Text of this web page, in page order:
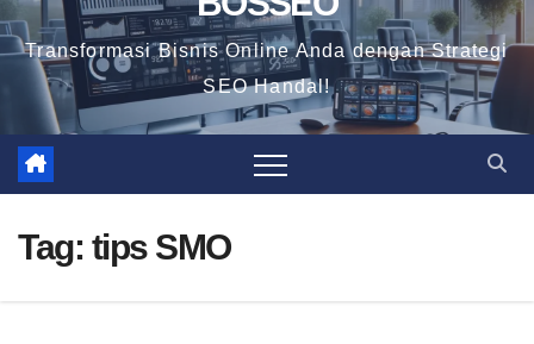
Transformasi Bisnis Online Anda dengan Strategi
SEO Handal!
Tag: tips SMO